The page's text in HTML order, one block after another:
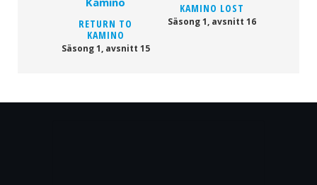
RETURN TO
KAMINO
Säsong 1, avsnitt 15
KAMINO LOST
Säsong 1, avsnitt 16